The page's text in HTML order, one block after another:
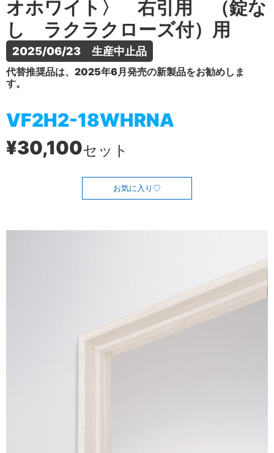
オホワイト〉 右引用 （錠な
し ラクラクローズ付）用
2025/06/23　生産中止品
代替推奨品は、2025年6月発売の新製品をお勧めしま
す。
VF2H2-18WHRNA
¥30,100セット
お気に入り